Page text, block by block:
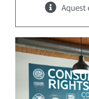
Aquest